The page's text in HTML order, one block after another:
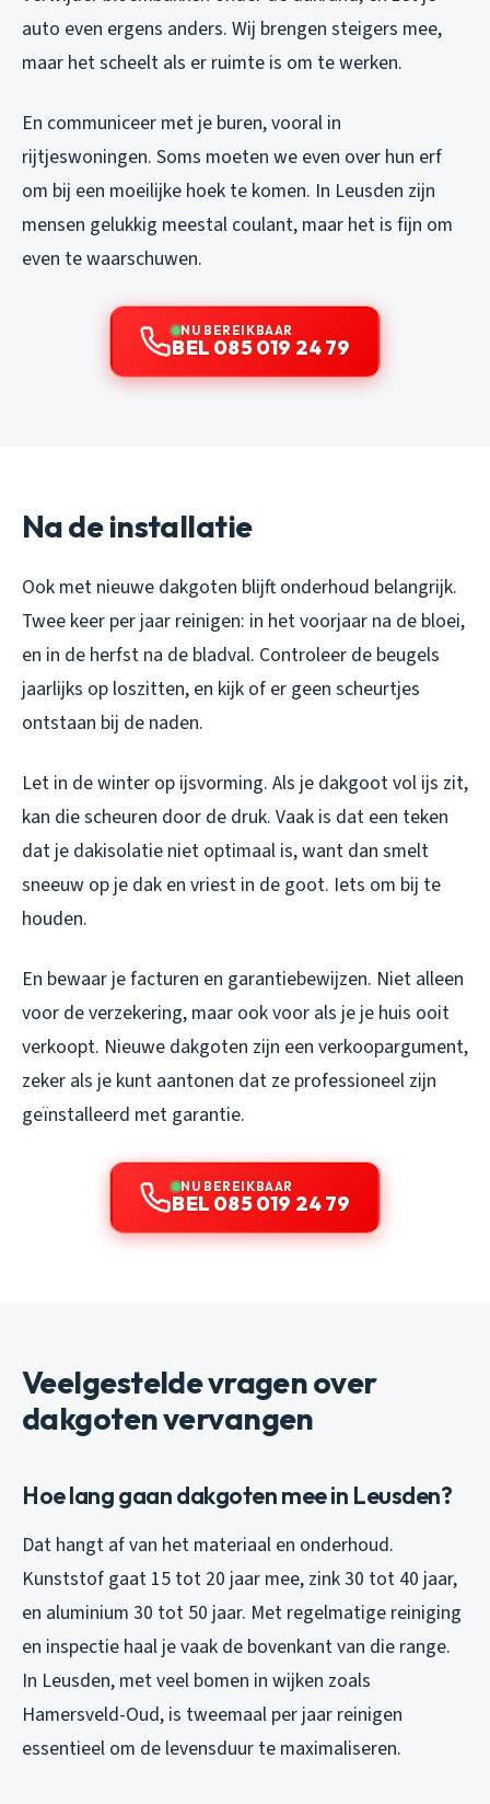
auto even ergens anders. Wij brengen steigers mee,
maar het scheelt als er ruimte is om te werken.
En communiceer met je buren, vooral in
rijtjeswoningen. Soms moeten we even over hun erf
om bij een moeilijke hoek te komen. In Leusden zijn
mensen gelukkig meestal coulant, maar het is fijn om
even te waarschuwen.
NU BEREIKBAAR
BEL 085 019 24 79
Na de installatie
Ook met nieuwe dakgoten blijft onderhoud belangrijk.
Twee keer per jaar reinigen: in het voorjaar na de bloei,
en in de herfst na de bladval. Controleer de beugels
jaarlijks op loszitten, en kijk of er geen scheurtjes
ontstaan bij de naden.
Let in de winter op ijsvorming. Als je dakgoot vol ijs zit,
kan die scheuren door de druk. Vaak is dat een teken
dat je dakisolatie niet optimaal is, want dan smelt
sneeuw op je dak en vriest in de goot. Iets om bij te
houden.
En bewaar je facturen en garantiebewijzen. Niet alleen
voor de verzekering, maar ook voor als je je huis ooit
verkoopt. Nieuwe dakgoten zijn een verkoopargument,
zeker als je kunt aantonen dat ze professioneel zijn
geïnstalleerd met garantie.
NU BEREIKBAAR
BEL 085 019 24 79
Veelgestelde vragen over
dakgoten vervangen
Hoe lang gaan dakgoten mee in Leusden?
Dat hangt af van het materiaal en onderhoud.
Kunststof gaat 15 tot 20 jaar mee, zink 30 tot 40 jaar,
en aluminium 30 tot 50 jaar. Met regelmatige reiniging
en inspectie haal je vaak de bovenkant van die range.
In Leusden, met veel bomen in wijken zoals
Hamersveld-Oud, is tweemaal per jaar reinigen
essentieel om de levensduur te maximaliseren.